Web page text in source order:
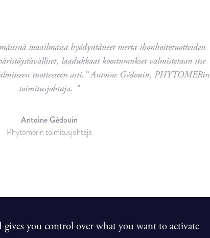
maailmassa hyödyntäneet merta ihonhoitotuotteiden
laadukkaat koostumukset valmistetaan itse
tuotteeseen asti.” Antoine Gédouin, PHYTOMERin
toimitusjohtaja. ”
Antoine Gédouin
Phytomerin toimitusjohtaja
gives you control over what you want to activate